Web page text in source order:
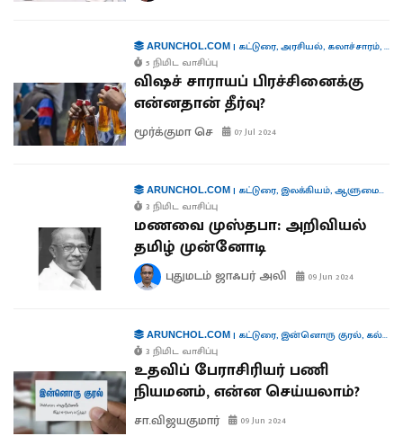
ARUNCHOL.COM| கட்டுரை,அரசியல், கலாச்சாரம்,
5 நிமிட வாசிப்பு
விஷச் சாராயப் பிரச்சினைக்கு
என்னதான் தீர்வு?
மூர்க்குமா செ 07 Jul 2024
ARUNCHOL.COM| கட்டுரை, இலக்கியம்,ஆளுமைகள்
3 நிமிட வாசிப்பு
மணவை முஸ்தபா: அறிவியல்
தமிழ் முன்னோடி
புதுமடம் ஜாஃபர் அலி 09 Jun 2024
ARUNCHOL.COM| கட்டுரை, இன்னொரு குரல், கல்வி
3 நிமிட வாசிப்பு
உதவிப் பேராசிரியர் பணி
நியமனம், என்ன செய்யலாம்?
சா.விஜயகுமார் 09 Jun 2024